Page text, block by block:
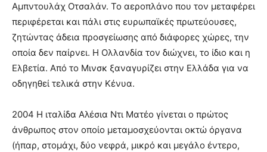
Αμπντουλάχ Οτσαλάν. To αεροπλάνο που τον μεταφέρει
περιφέρεται και πάλι στις ευρωπαϊκές πρωτεύουσες,
ζητώντας άδεια προσγείωσης από διάφορες χώρες, την
οποία δεν παίρνει. Η Ολλανδία τον διώχνει, το ίδιο και η
Ελβετία. Από το Μινσκ ξαναγυρίζει στην Ελλάδα για να
οδηγηθεί τελικά στην Κένυα.
2004 Η ιταλίδα Αλέσια Ντι Ματέο γίνεται ο πρώτος
άνθρωπος στον οποίο μεταμοσχεύονται οκτώ όργανα
(ήπαρ, στομάχι, δύο νεφρά, μικρό και μεγάλο έντερο,